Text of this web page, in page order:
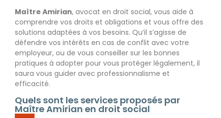
Maître Amirian, avocat en droit social, vous aide à
comprendre vos droits et obligations et vous offre des
solutions adaptées à vos besoins. Qu’il s’agisse de
défendre vos intérêts en cas de conflit avec votre
employeur, ou de vous conseiller sur les bonnes
pratiques à adopter pour vous protéger légalement, il
saura vous guider avec professionnalisme et
efficacité.
Quels sont les services proposés par
Maître Amirian en droit social